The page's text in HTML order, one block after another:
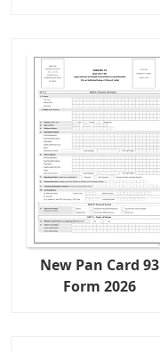
New Pan Card 93
Form 2026